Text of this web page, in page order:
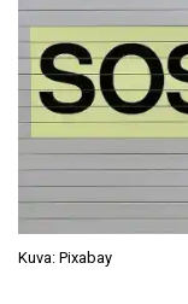
Kuva: Pixabay